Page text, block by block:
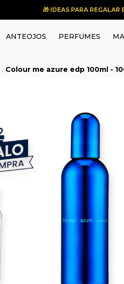
🎁 IDEAS PARA REGALAR
ANTEOJOS PERFUMES
. Colour me azure edp 100ml -